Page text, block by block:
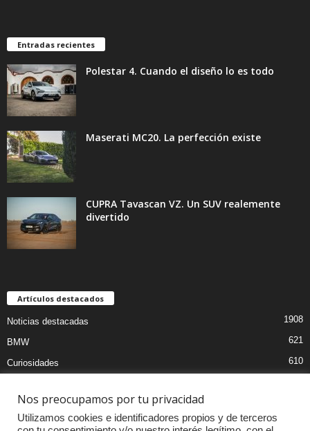
Entradas recientes
Polestar 4. Cuando el diseño lo es todo
Maserati MC20. La perfección existe
CUPRA Tavascan VZ. Un SUV realemente
divertido
Artículos destacados
Noticias destacadas 1908
BMW 621
Curiosidades 610
Audi
MOTOS
Nos preocupamos por tu privacidad
Utilizamos cookies e identificadores propios y de terceros